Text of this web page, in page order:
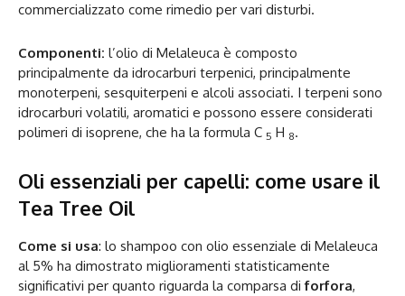
commercializzato come rimedio per vari disturbi.
Componenti: l’olio di Melaleuca è composto
principalmente da idrocarburi terpenici, principalmente
monoterpeni, sesquiterpeni e alcoli associati. I terpeni sono
idrocarburi volatili, aromatici e possono essere considerati
polimeri di isoprene, che ha la formula C 5 H 8.
Oli essenziali per capelli: come usare il
Tea Tree Oil
Come si usa: lo shampoo con olio essenziale di Melaleuca
al 5% ha dimostrato miglioramenti statisticamente
significativi per quanto riguarda la comparsa diforfora,